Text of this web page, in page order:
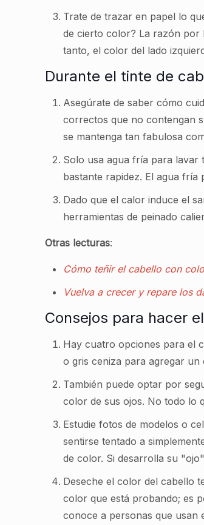
Trate de trazar en papel lo
de cierto color? La razón por
tanto, el color del lado
Durante el tinte de
Asegúrate de saber cómo
correctos que no contengan
se mantenga tan fabulosa
Solo usa agua fría para lavar
bastante rapidez. El agua fría
Dado que el calor induce el
herramientas de peinado
Otras lecturas:
Cómo teñir el cabello con
Vuelva a crecer y repare los
Consejos para hacer
Hay cuatro opciones para el
o gris ceniza para agregar
También puede optar por
color de sus ojos. No todo lo
Estudie fotos de modelos o
sentirse tentado a
de color. Si desarrolla su
Deseche el color del cabello
color que está probando; es
conoce a personas que usan